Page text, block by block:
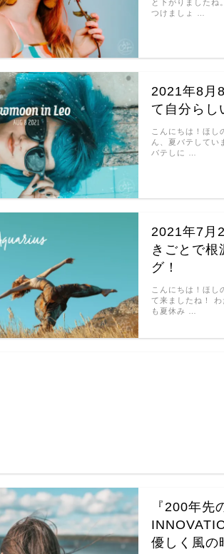
と下がりましたね
つけましょ …
2021年8月
て自分らし
こんにちは！ほし
ん、夏バテしてい
バテしに …
2021年7月
きごとで
グ！
こんにちは！ほし
て来ましたね！
も夏休み …
『200年先
優しく風の